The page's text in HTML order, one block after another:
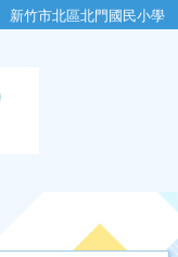
新竹市北區北門國民小學